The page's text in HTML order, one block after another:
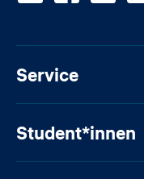
Service
Student*innen